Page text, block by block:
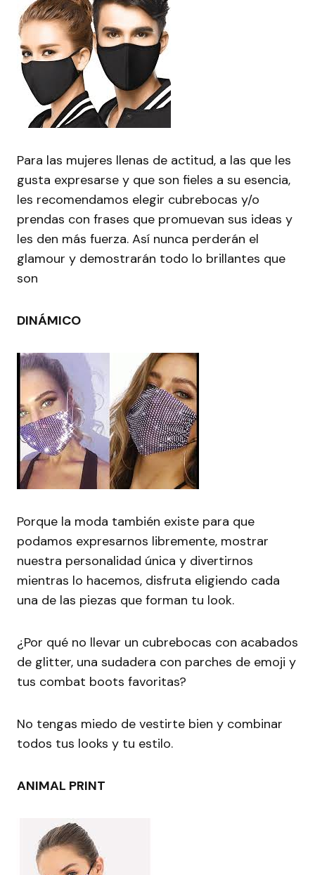
Para las mujeres llenas de actitud, a las que les
gusta expresarse y que son fieles a su esencia,
les recomendamos elegir cubrebocas y/o
prendas con frases que promuevan sus ideas y
les den más fuerza. Así nunca perderán el
glamour y demostrarán todo lo brillantes que
son
DINÁMICO
Porque la moda también existe para que
podamos expresarnos libremente, mostrar
nuestra personalidad única y divertirnos
mientras lo hacemos, disfruta eligiendo cada
una de las piezas que forman tu look.
¿Por qué no llevar un cubrebocas con acabados
de glitter, una sudadera con parches de emoji y
tus combat boots favoritas?
No tengas miedo de vestirte bien y combinar
todos tus looks y tu estilo.
ANIMAL PRINT